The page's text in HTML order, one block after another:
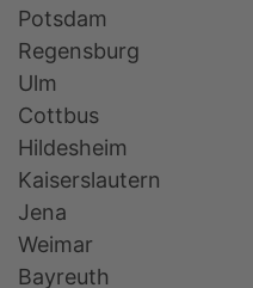
Potsdam
Regensburg
Ulm
Cottbus
Hildesheim
Kaiserslautern
Jena
Weimar
Bayreuth